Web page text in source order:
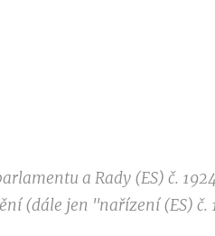
a Rady (ES) č.
(dále jen "nařízení (ES) č.